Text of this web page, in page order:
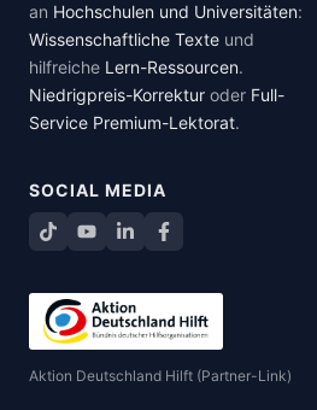
an Hochschulen und Universitäten:
Wissenschaftliche Texte und
hilfreiche Lern-Ressourcen.
Niedrigpreis-Korrektur oder Full-
Service Premium-Lektorat.
SOCIAL MEDIA
TikTokYouTube
LinkedInFacebook teilen
Aktion Deutschland Hilft (Partner-Link)